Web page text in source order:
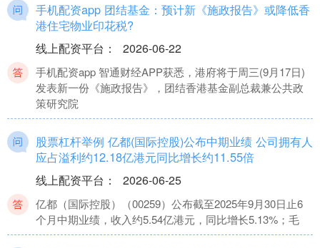
手机配资app 团结基金：预计新《施政报告》或降低香
港住宅物业印花税?
线上配资平台 ： 2026-06-22
手机配资app 智通财经APP获悉，港府将于周三(9月17日)
发表新一份《施政报告》，团结香港基金副总裁兼公共政
策研究院
股票杠杆举例 亿都(国际控股)公布中期业绩 公司拥有人
应占溢利约12.18亿港元同比增长约11.55倍
线上配资平台 ： 2026-06-25
亿都（国际控股）（00259）公布截至2025年9月30日止6
个月中期业绩，收入约5.54亿港元，同比增长5.13%；毛